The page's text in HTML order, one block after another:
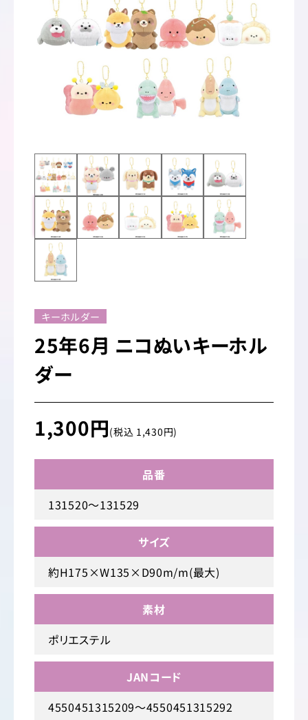
キーホルダー
25年6月 ニコぬいキーホル
ダー
1,300円(税込 1,430円)
品番
131520～131529
サイズ
約H175×W135×D90m/m(最大)
素材
ポリエステル
JANコード
4550451315209～4550451315292